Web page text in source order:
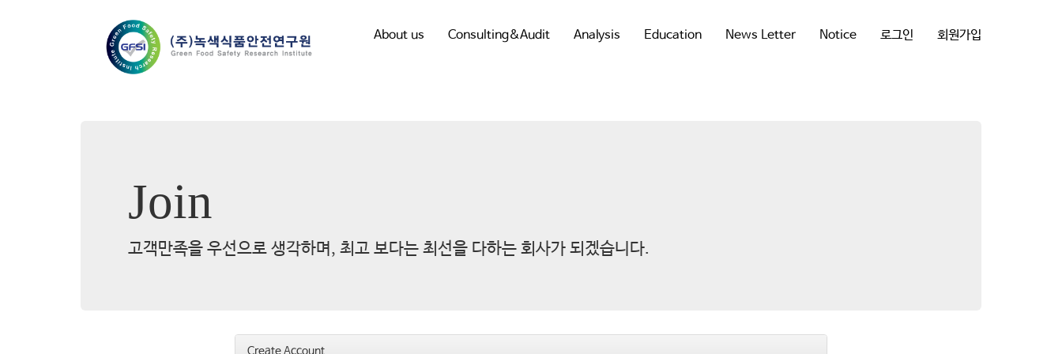
About us Consulting&Audit Analysis Education News Letter Notice 로그인 회원가입
Join
고객만족을 우선으로 생각하며, 최고 보다는 최선을 다하는 회사가 되겠습니다.
Create Account